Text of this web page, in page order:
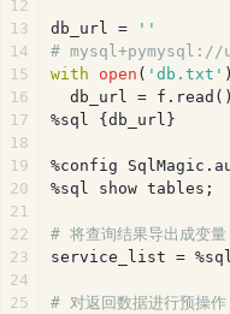
12
13
14
15
16
17
18
19
20
21
22
23
24
25
db_url =
''
# mysql+pymysql://
with
open ( 'db.txt'
  db_url = f.read()
%sql {db_url}
%config
%sql show tables;
# 将查询结果导出成变量
service_list =
# 对返回数据进行预操作